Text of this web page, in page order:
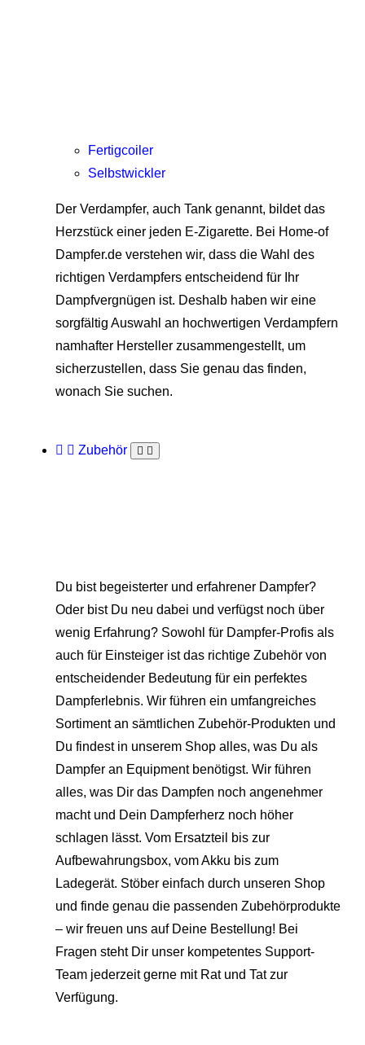
Fertigcoiler
Selbstwickler
Der Verdampfer, auch Tank genannt, bildet das
Herzstück einer jeden E-Zigarette. Bei Home-of
Dampfer.de verstehen wir, dass die Wahl des
richtigen Verdampfers entscheidend für Ihr
Dampfvergnügen ist. Deshalb haben wir eine
sorgfältig Auswahl an hochwertigen Verdampfern
namhafter Hersteller zusammengestellt, um
sicherzustellen, dass Sie genau das finden,
wonach Sie suchen.
Zubehör
Du bist begeisterter und erfahrener Dampfer?
Oder bist Du neu dabei und verfügst noch über
wenig Erfahrung? Sowohl für Dampfer-Profis als
auch für Einsteiger ist das richtige Zubehör von
entscheidender Bedeutung für ein perfektes
Dampferlebnis. Wir führen ein umfangreiches
Sortiment an sämtlichen Zubehör-Produkten und
Du findest in unserem Shop alles, was Du als
Dampfer an Equipment benötigst. Wir führen
alles, was Dir das Dampfen noch angenehmer
macht und Dein Dampferherz noch höher
schlagen lässt. Vom Ersatzteil bis zur
Aufbewahrungsbox, vom Akku bis zum
Ladegerät. Stöber einfach durch unseren Shop
und finde genau die passenden Zubehörprodukte
– wir freuen uns auf Deine Bestellung! Bei
Fragen steht Dir unser kompetentes Support-
Team jederzeit gerne mit Rat und Tat zur
Verfügung.